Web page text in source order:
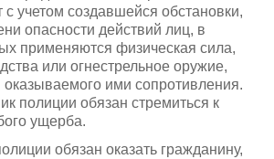
с учетом создавшейся обстановки,
опасности действий лиц, в
применяются физическая сила,
или огнестрельное оружие,
оказываемого ими сопротивления.
полиции обязан стремиться к
ущерба.
обязан оказать гражданину,